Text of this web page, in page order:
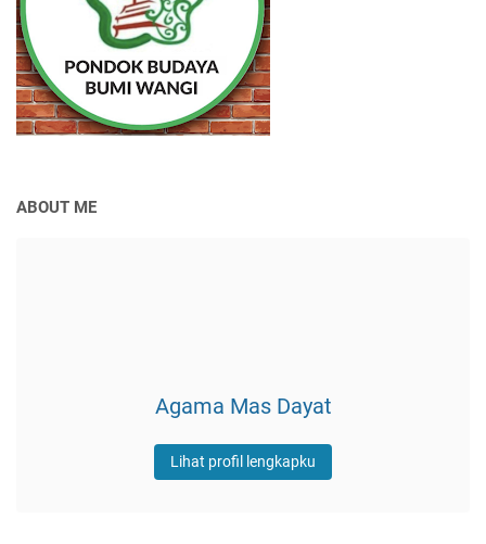
ABOUT ME
Agama Mas Dayat
Lihat profil lengkapku